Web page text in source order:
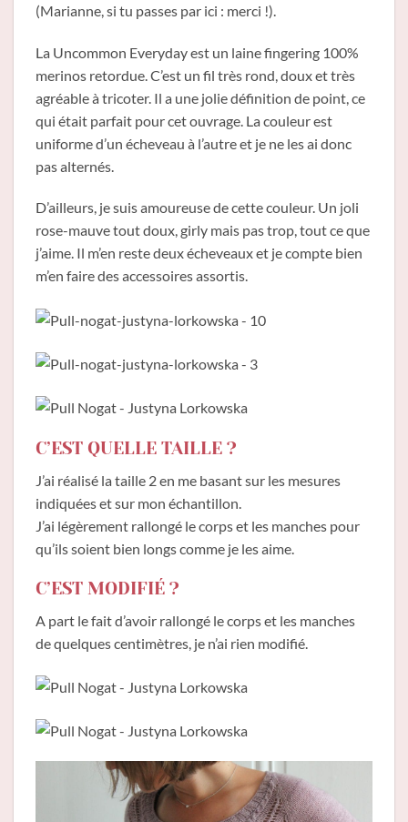
(Marianne, si tu passes par ici : merci !).
La Uncommon Everyday est un laine fingering 100%
merinos retordue. C’est un fil très rond, doux et très
agréable à tricoter. Il a une jolie définition de point, ce
qui était parfait pour cet ouvrage. La couleur est
uniforme d’un écheveau à l’autre et je ne les ai donc
pas alternés.
D’ailleurs, je suis amoureuse de cette couleur. Un joli
rose-mauve tout doux, girly mais pas trop, tout ce que
j’aime. Il m’en reste deux écheveaux et je compte bien
m’en faire des accessoires assortis.
C’EST QUELLE TAILLE ?
J’ai réalisé la taille 2 en me basant sur les mesures
indiquées et sur mon échantillon.
J’ai légèrement rallongé le corps et les manches pour
qu’ils soient bien longs comme je les aime.
C’EST MODIFIÉ ?
A part le fait d’avoir rallongé le corps et les manches
de quelques centimètres, je n’ai rien modifié.